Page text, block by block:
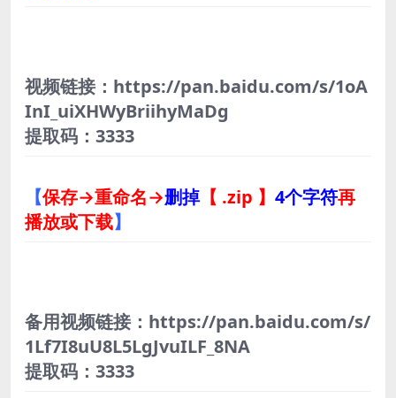
视频链接：https://pan.baidu.com/s/1oA
InI_uiXHWyBriihyMaDg
提取码：3333
【保存→重命名→删掉【 .zip 】 4个字符再
播放或下载】
备用视频链接：https://pan.baidu.com/s/
1Lf7I8uU8L5LgJvuILF_8NA
提取码：3333